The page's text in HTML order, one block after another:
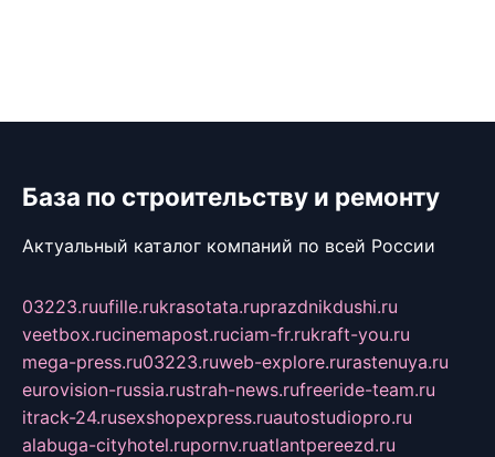
База по строительству и ремонту
Актуальный каталог компаний по всей России
03223.ruufille.rukrasotata.ruprazdnikdushi.ru
veetbox.rucinemapost.ruciam-fr.rukraft-you.ru
mega-press.ru03223.ruweb-explore.rurastenuya.ru
eurovision-russia.rustrah-news.rufreeride-team.ru
itrack-24.rusexshopexpress.ruautostudiopro.ru
alabuga-cityhotel.rupornv.ruatlantpereezd.ru